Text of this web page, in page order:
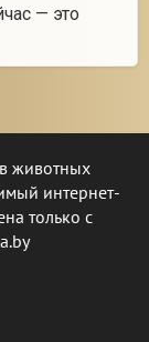
— это
животных
интернет-
только с